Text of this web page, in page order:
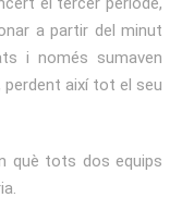
a partir del minut
i només sumaven
així tot el seu
què tots dos equips